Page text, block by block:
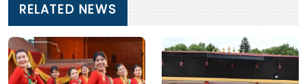
RELATED NEWS